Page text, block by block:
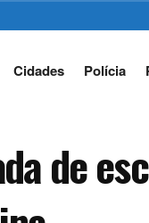
Cidades Polícia
de